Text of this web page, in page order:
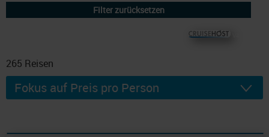
265 Reisen